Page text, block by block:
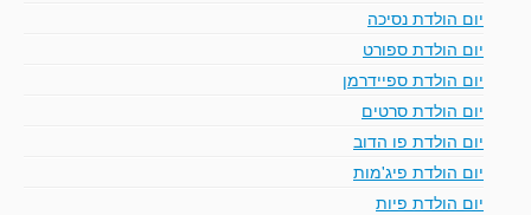
יום הולדת נסיכה
יום הולדת ספורט
יום הולדת ספיידרמן
יום הולדת סרטים
יום הולדת פו הדוב
יום הולדת פיג'מות
יום הולדת פיות